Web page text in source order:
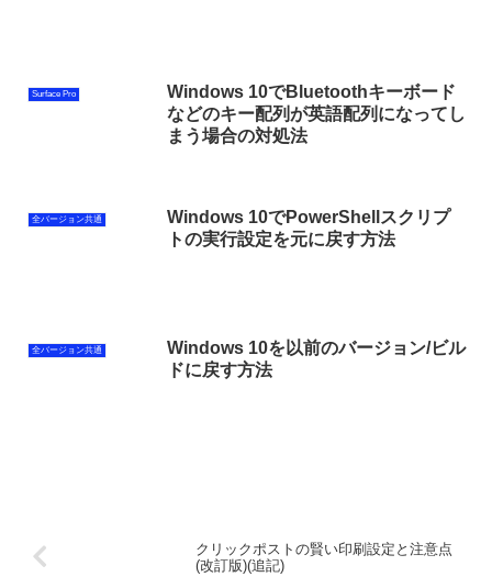
Surface Pro
Windows 10でBluetoothキーボード
などのキー配列が英語配列になってし
まう場合の対処法
全バージョン共通
Windows 10でPowerShellスクリプ
トの実行設定を元に戻す方法
全バージョン共通
Windows 10を以前のバージョン/ビル
ドに戻す方法
クリックポストの賢い印刷設定と注意点
(改訂版)(追記)